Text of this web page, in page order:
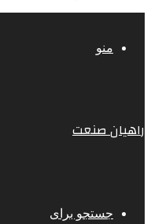
منو
راهیان صنعت
جستجو برای